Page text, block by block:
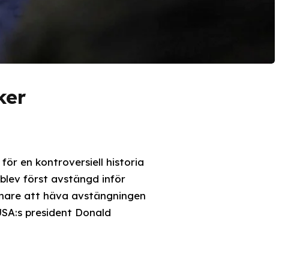
en kontroversiell historia
först avstängd inför
att häva avstängningen
president Donald